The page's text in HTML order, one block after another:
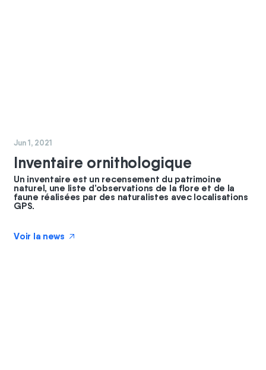
#coopérateurs
Jun 1, 2021
Inventaire ornithologique
Un inventaire est un recensement du patrimoine
naturel, une liste d’observations de la flore et de la
faune réalisées par des naturalistes avec localisations
GPS.
Voir la news ↗